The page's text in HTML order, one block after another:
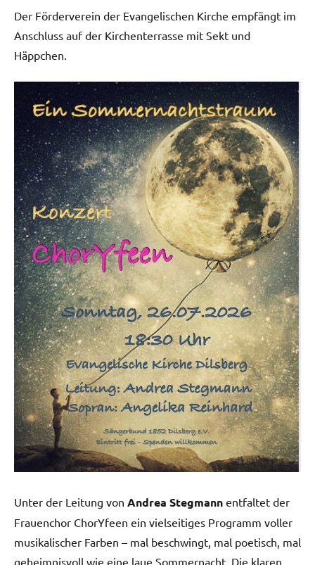
Der Förderverein der Evangelischen Kirche empfängt im
Anschluss auf der Kirchenterrasse mit Sekt und
Häppchen.
Unter der Leitung von Andrea Stegmann entfaltet der
Frauenchor ChorYfeen ein vielseitiges Programm voller
musikalischer Farben – mal beschwingt, mal poetisch, mal
geheimnisvoll wie eine laue Sommernacht. Die klaren